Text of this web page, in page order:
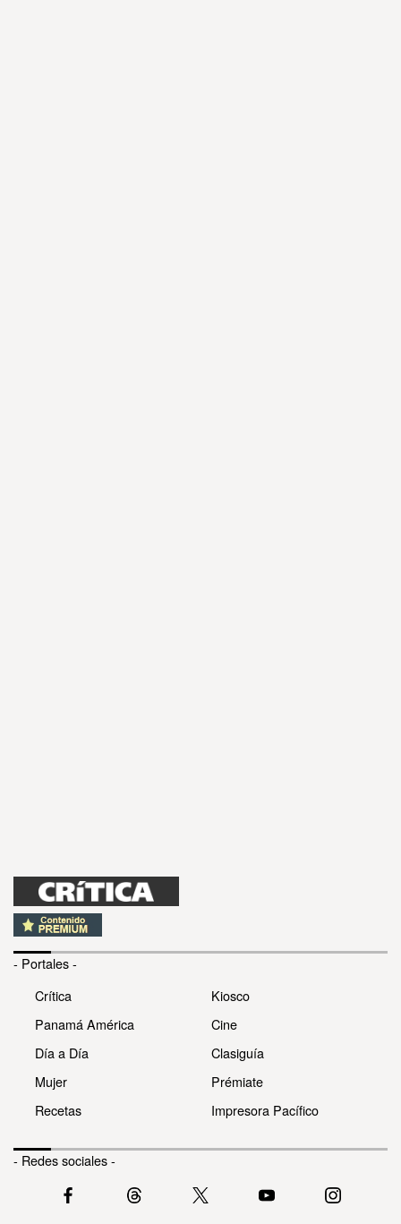
- Portales -
Crítica
Panamá América
Día a Día
Mujer
Recetas
Kiosco
Cine
Clasiguía
Prémiate
Impresora Pacífico
- Redes sociales -